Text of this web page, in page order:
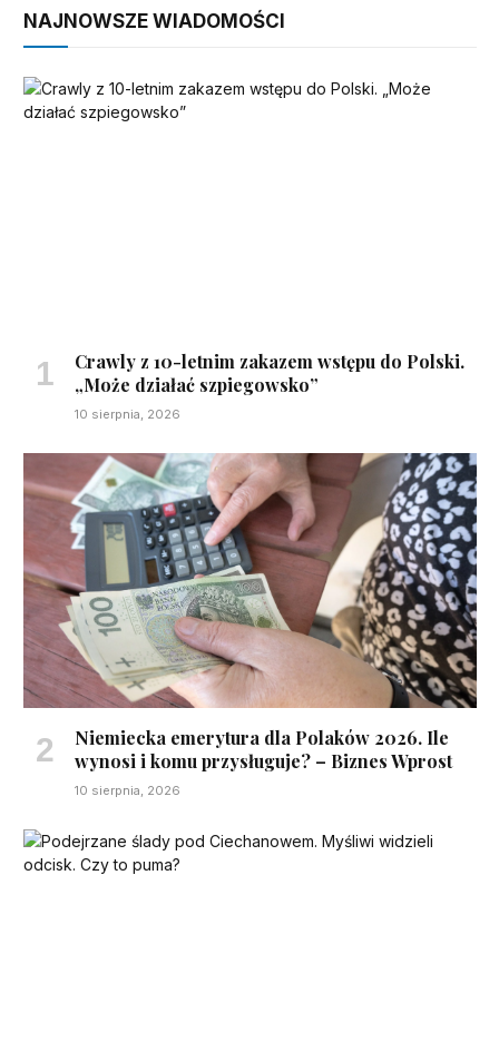
NAJNOWSZE WIADOMOŚCI
Crawly z 10-letnim zakazem wstępu do Polski.
„Może działać szpiegowsko”
10 sierpnia, 2026
Niemiecka emerytura dla Polaków 2026. Ile
wynosi i komu przysługuje? – Biznes Wprost
10 sierpnia, 2026